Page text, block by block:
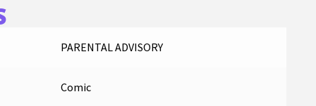
PARENTAL ADVISORY
Comic